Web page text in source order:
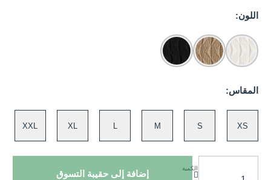
اللون:
المقاس:
XS
S
M
XL
XXL
الكمية
إضافة إلى حقيبة التسوق